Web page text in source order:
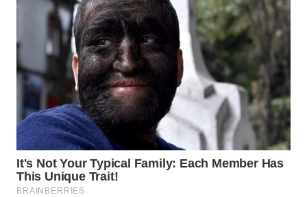
WN
CIANJUR
WN
KEPULAUAN
SERIBU
WN
TANGERANG
WN
BINJAI